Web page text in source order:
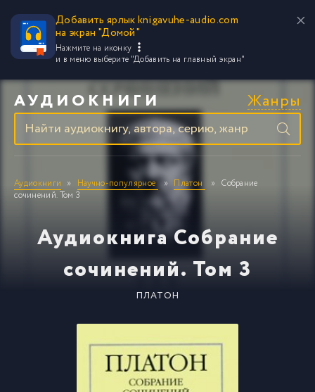
Добавить ярлык knigavuhe-audio.com
на экран "Домой"
Нажмите на иконку
и в меню выберите "Добавить на главный экран"
АУДИОКНИГИ Жанры
Аудиокниги Научно-популярное Платон
Собрание
сочинений. Том 3
Аудиокнига Собрание
сочинений. Том 3
ПЛАТОН